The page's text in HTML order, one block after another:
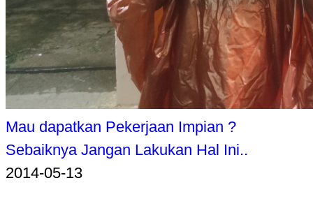
Mau dapatkan Pekerjaan Impian ?
Sebaiknya Jangan Lakukan Hal Ini..
2014-05-13